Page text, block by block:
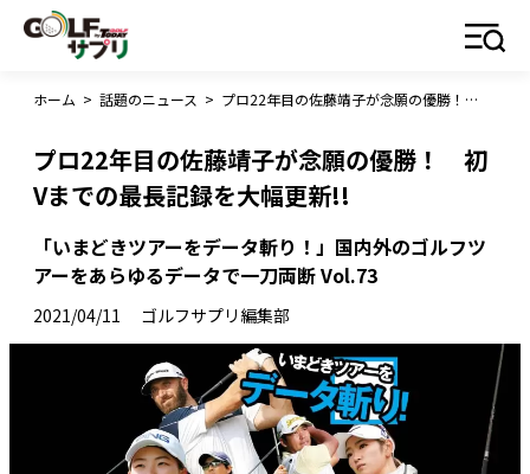
ホーム > 話題のニュース > プロ22年目の佐藤靖子が念願の優勝！ 初Vまでの最長記録を大幅更新!!
プロ22年目の佐藤靖子が念願の優勝！ 初
Vまでの最長記録を大幅更新!!
「いまどきツアーをデータ斬り！」国内外のゴルフツ
アーをあらゆるデータで一刀両断 Vol.73
2021/04/11 ゴルフサプリ編集部